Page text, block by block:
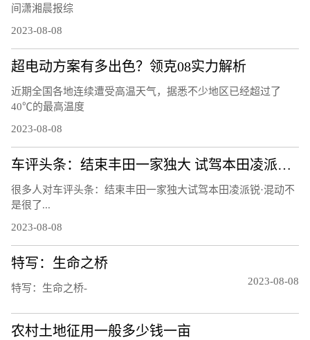
间潇湘晨报综
2023-08-08
超电动方案有多出色？领克08实力解析
近期全国各地连续遭受高温天气，据悉不少地区已经超过了
40℃的最高温度
2023-08-08
车评头条：结束丰田一家独大 试驾本田凌派锐·混动
很多人对车评头条：结束丰田一家独大试驾本田凌派锐·混动不
是很了...
2023-08-08
特写：生命之桥
特写：生命之桥-
2023-08-08
农村土地征用一般多少钱一亩